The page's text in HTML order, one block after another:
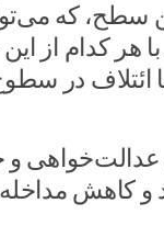
سطح، که
کدام از این
ائتلاف در
عدالت‌خواهی
و کاهش